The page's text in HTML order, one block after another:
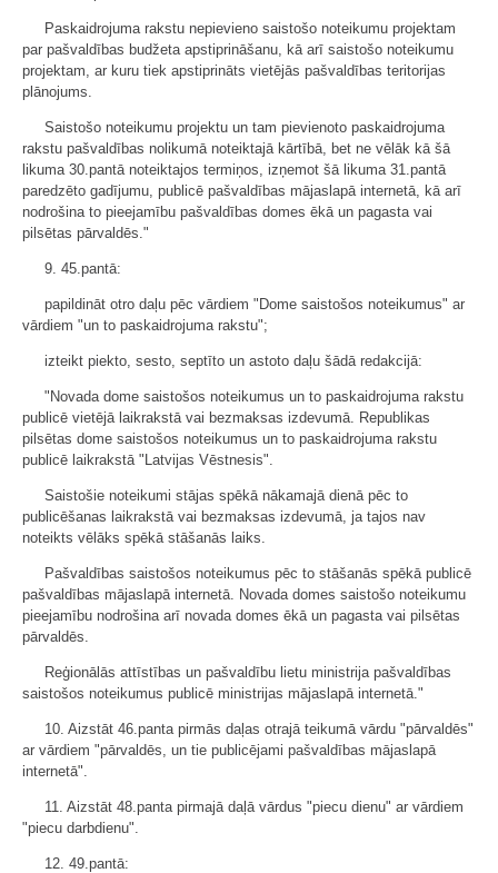
Paskaidrojuma rakstu nepievieno saistošo noteikumu projektam
par pašvaldības budžeta apstiprināšanu, kā arī saistošo noteikumu
projektam, ar kuru tiek apstiprināts vietējās pašvaldības teritorijas
plānojums.
Saistošo noteikumu projektu un tam pievienoto paskaidrojuma
rakstu pašvaldības nolikumā noteiktajā kārtībā, bet ne vēlāk kā šā
likuma 30.pantā noteiktajos termiņos, izņemot šā likuma 31.pantā
paredzēto gadījumu, publicē pašvaldības mājaslapā internetā, kā arī
nodrošina to pieejamību pašvaldības domes ēkā un pagasta vai
pilsētas pārvaldēs."
9. 45.pantā:
papildināt otro daļu pēc vārdiem "Dome saistošos noteikumus" ar
vārdiem "un to paskaidrojuma rakstu";
izteikt piekto, sesto, septīto un astoto daļu šādā redakcijā:
"Novada dome saistošos noteikumus un to paskaidrojuma rakstu
publicē vietējā laikrakstā vai bezmaksas izdevumā. Republikas
pilsētas dome saistošos noteikumus un to paskaidrojuma rakstu
publicē laikrakstā "Latvijas Vēstnesis".
Saistošie noteikumi stājas spēkā nākamajā dienā pēc to
publicēšanas laikrakstā vai bezmaksas izdevumā, ja tajos nav
noteikts vēlāks spēkā stāšanās laiks.
Pašvaldības saistošos noteikumus pēc to stāšanās spēkā publicē
pašvaldības mājaslapā internetā. Novada domes saistošo noteikumu
pieejamību nodrošina arī novada domes ēkā un pagasta vai pilsētas
pārvaldēs.
Reģionālās attīstības un pašvaldību lietu ministrija pašvaldības
saistošos noteikumus publicē ministrijas mājaslapā internetā."
10. Aizstāt 46.panta pirmās daļas otrajā teikumā vārdu "pārvaldēs"
ar vārdiem "pārvaldēs, un tie publicējami pašvaldības mājaslapā
internetā".
11. Aizstāt 48.panta pirmajā daļā vārdus "piecu dienu" ar vārdiem
"piecu darbdienu".
12. 49.pantā: